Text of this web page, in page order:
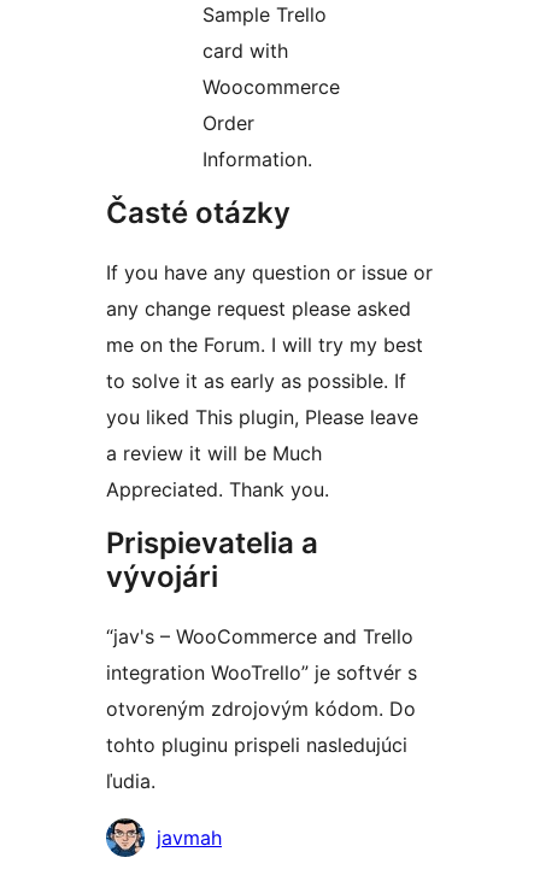
Sample Trello
card with
Woocommerce
Order
Information.
Časté otázky
If you have any question or issue or
any change request please asked
me on the Forum. I will try my best
to solve it as early as possible. If
you liked This plugin, Please leave
a review it will be Much
Appreciated. Thank you.
Prispievatelia a
vývojári
“jav's – WooCommerce and Trello
integration WooTrello” je softvér s
otvoreným zdrojovým kódom. Do
tohto pluginu prispeli nasledujúci
ľudia.
Prispievatelia
javmah